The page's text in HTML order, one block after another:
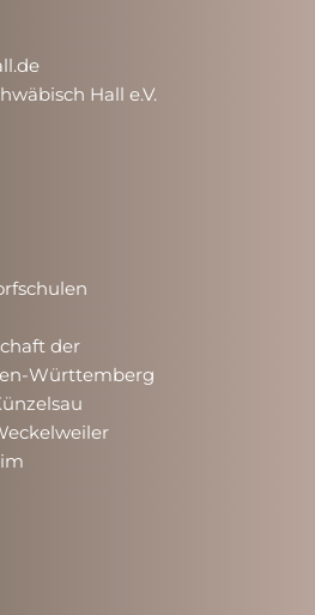
Hall e.V.
der
Württemberg